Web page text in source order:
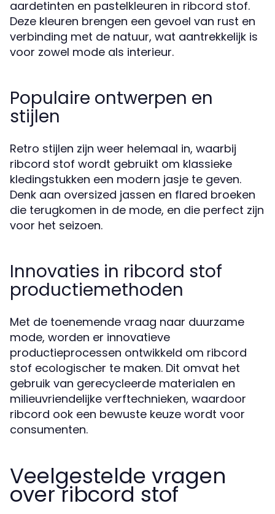
aardetinten en pastelkleuren in ribcord stof.
Deze kleuren brengen een gevoel van rust en
verbinding met de natuur, wat aantrekkelijk is
voor zowel mode als interieur.
Populaire ontwerpen en
stijlen
Retro stijlen zijn weer helemaal in, waarbij
ribcord stof wordt gebruikt om klassieke
kledingstukken een modern jasje te geven.
Denk aan oversized jassen en flared broeken
die terugkomen in de mode, en die perfect zijn
voor het seizoen.
Innovaties in ribcord stof
productiemethoden
Met de toenemende vraag naar duurzame
mode, worden er innovatieve
productieprocessen ontwikkeld om ribcord
stof ecologischer te maken. Dit omvat het
gebruik van gerecycleerde materialen en
milieuvriendelijke verftechnieken, waardoor
ribcord ook een bewuste keuze wordt voor
consumenten.
Veelgestelde vragen
over ribcord stof